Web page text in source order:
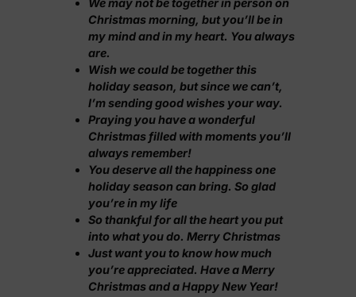
We may not be together in person on
Christmas morning, but you’ll be in
my mind and in my heart. You always
are.
Wish we could be together this
holiday season, but since we can’t,
I’m sending good wishes your way.
Praying you have a wonderful
Christmas filled with moments you’ll
always remember!
You deserve all the happiness one
holiday season can bring. So glad
you’re in my life
So thankful for all the heart you put
into what you do. Merry Christmas
Just want you to know how much
you’re appreciated. Have a Merry
Christmas and a Happy New Year!